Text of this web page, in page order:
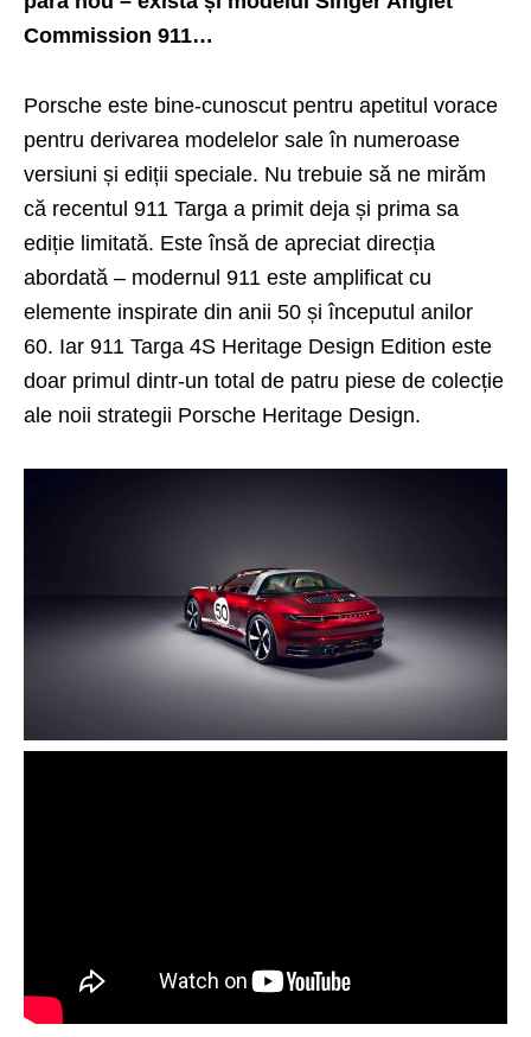
Commission 911…
Porsche este bine-cunoscut pentru apetitul vorace
pentru derivarea modelelor sale în numeroase
versiuni și ediții speciale. Nu trebuie să ne mirăm
că recentul 911 Targa a primit deja și prima sa
ediție limitată. Este însă de apreciat direcția
abordată – modernul 911 este amplificat cu
elemente inspirate din anii 50 și începutul anilor
60. Iar 911 Targa 4S Heritage Design Edition este
doar primul dintr-un total de patru piese de colecție
ale noii strategii Porsche Heritage Design.